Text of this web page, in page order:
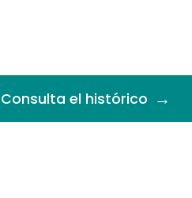
Consulta el histórico →